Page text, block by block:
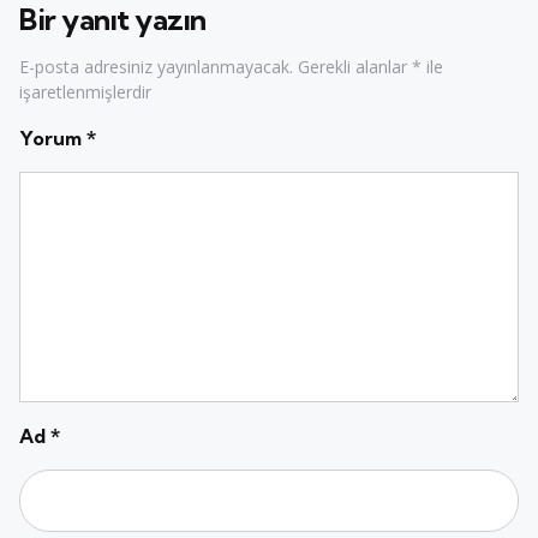
Bir yanıt yazın
E-posta adresiniz yayınlanmayacak. Gerekli alanlar * ile
işaretlenmişlerdir
Yorum *
Ad *